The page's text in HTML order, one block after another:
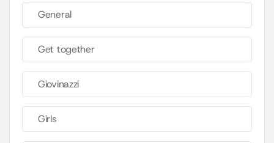
General
Get together
Giovinazzi
Girls